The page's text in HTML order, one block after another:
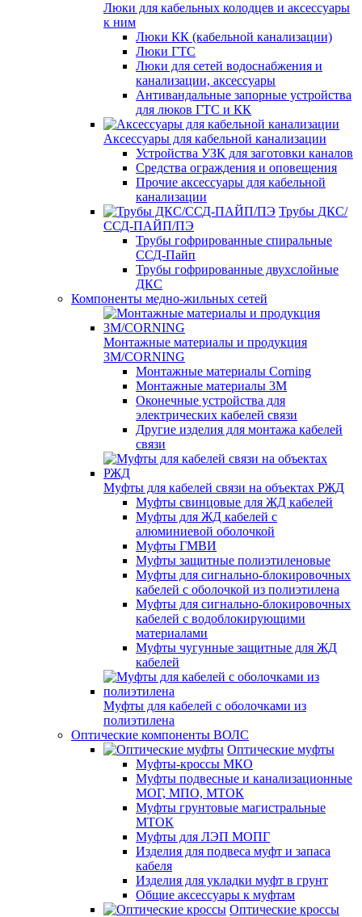
Люки для кабельных колодцев и аксессуары
к ним
Люки КК (кабельной канализации)
Люки ГТС
Люки для сетей водоснабжения и
канализации, аксессуары
Антивандальные запорные устройства
для люков ГТС и КК
Аксессуары для кабельной канализации
Устройства УЗК для заготовки каналов
Средства ограждения и оповещения
Прочие аксессуары для кабельной
канализации
Трубы ДКС/
ССД-ПАЙП/ПЭ
Трубы гофрированные спиральные
ССД-Пайп
Трубы гофрированные двухслойные
ДКС
Компоненты медно-жильных сетей
Монтажные материалы и продукция
3M/CORNING
Монтажные материалы Corning
Монтажные материалы 3M
Оконечные устройства для
электрических кабелей связи
Другие изделия для монтажа кабелей
связи
Муфты для кабелей связи на объектах РЖД
Муфты свинцовые для ЖД кабелей
Муфты для ЖД кабелей с
алюминиевой оболочкой
Муфты ГМВИ
Муфты защитные полиэтиленовые
Муфты для сигнально-блокировочных
кабелей с оболочкой из полиэтилена
Муфты для сигнально-блокировочных
кабелей с водоблокирующими
материалами
Муфты чугунные защитные для ЖД
кабелей
Муфты для кабелей с оболочками из
полиэтилена
Оптические компоненты ВОЛС
Оптические муфты
Муфты-кроссы МКО
Муфты подвесные и канализационные
МОГ, МПО, МТОК
Муфты грунтовые магистральные
МТОК
Муфты для ЛЭП МОПГ
Изделия для подвеса муфт и запаса
кабеля
Изделия для укладки муфт в грунт
Общие аксессуары к муфтам
Оптические кроссы